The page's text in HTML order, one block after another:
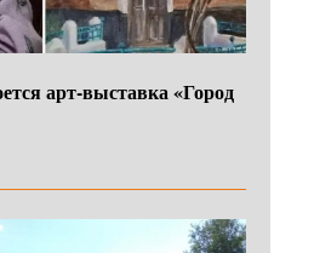
арт-выставка «Город